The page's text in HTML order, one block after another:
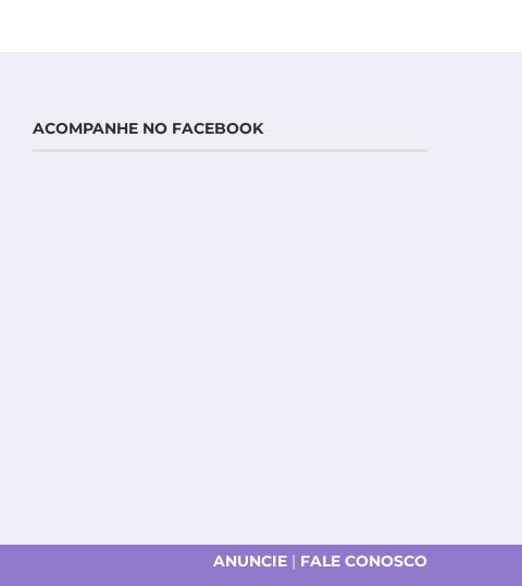
ACOMPANHE NO FACEBOOK
ANUNCIE | FALE CONOSCO